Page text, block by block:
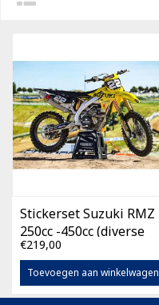
Stickerset Suzuki RMZ
250cc -450cc (diverse
bouwjaren)
€219,00
Toevoegen aan winkelwagen